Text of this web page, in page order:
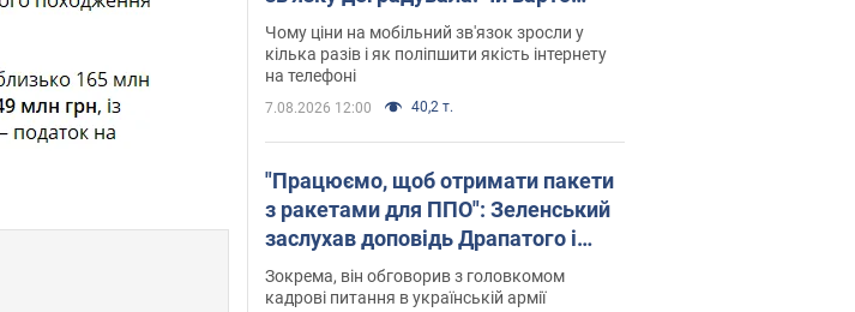
скаржитись на ціни
Чому ціни на мобільний зв'язок зросли у
кілька разів і як поліпшити якість інтернету
на телефоні
7.08.2026 12:00 40,2 т.
"Працюємо, щоб отримати пакети
з ракетами для ППО": Зеленський
заслухав доповідь Драпатого і
анонсував нові кроки
Зокрема, він обговорив з головкомом
кадрові питання в українській армії